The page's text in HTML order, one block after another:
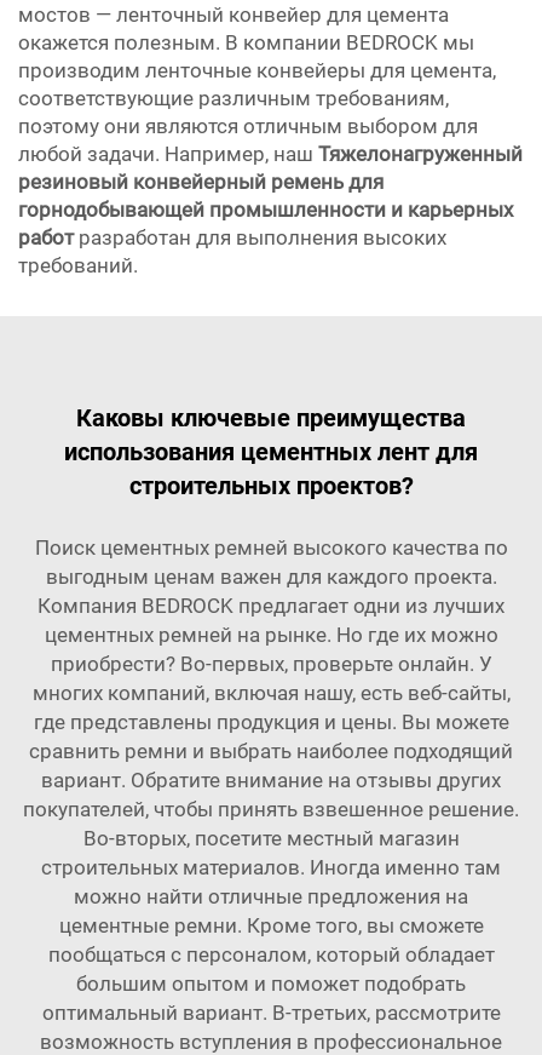
мостов — ленточный конвейер для цемента
окажется полезным. В компании BEDROCK мы
производим ленточные конвейеры для цемента,
соответствующие различным требованиям,
поэтому они являются отличным выбором для
любой задачи. Например, наш Тяжелонагруженный
резиновый конвейерный ремень для
горнодобывающей промышленности и карьерных
работ разработан для выполнения высоких
требований.
Каковы ключевые преимущества
использования цементных лент для
строительных проектов?
Поиск цементных ремней высокого качества по
выгодным ценам важен для каждого проекта.
Компания BEDROCK предлагает одни из лучших
цементных ремней на рынке. Но где их можно
приобрести? Во-первых, проверьте онлайн. У
многих компаний, включая нашу, есть веб-сайты,
где представлены продукция и цены. Вы можете
сравнить ремни и выбрать наиболее подходящий
вариант. Обратите внимание на отзывы других
покупателей, чтобы принять взвешенное решение.
Во-вторых, посетите местный магазин
строительных материалов. Иногда именно там
можно найти отличные предложения на
цементные ремни. Кроме того, вы сможете
пообщаться с персоналом, который обладает
большим опытом и поможет подобрать
оптимальный вариант. В-третьих, рассмотрите
возможность вступления в профессиональное